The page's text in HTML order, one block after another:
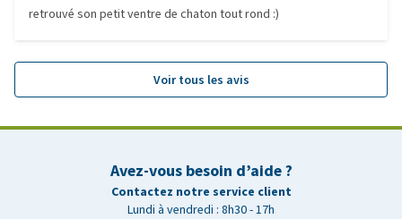
retrouvé son petit ventre de chaton tout rond :)
Voir tous les avis
Avez-vous besoin d’aide ?
Contactez notre service client
Lundi à vendredi : 8h30 - 17h